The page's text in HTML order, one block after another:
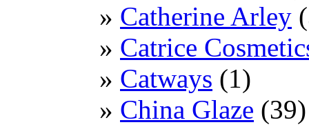
Catherine Arley
Catrice
Catways (1)
China Glaze (39)